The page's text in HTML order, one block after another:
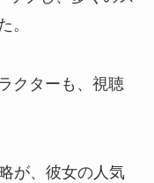
。
クターも、視聴
が、彼女の人気